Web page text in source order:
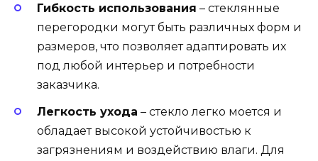
Гибкость использования – стеклянные
перегородки могут быть различных форм и
размеров, что позволяет адаптировать их
под любой интерьер и потребности
заказчика.
Легкость ухода – стекло легко моется и
обладает высокой устойчивостью к
загрязнениям и воздействию влаги. Для